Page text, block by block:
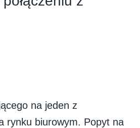
na jeden z
rynku biurowym. Popyt na